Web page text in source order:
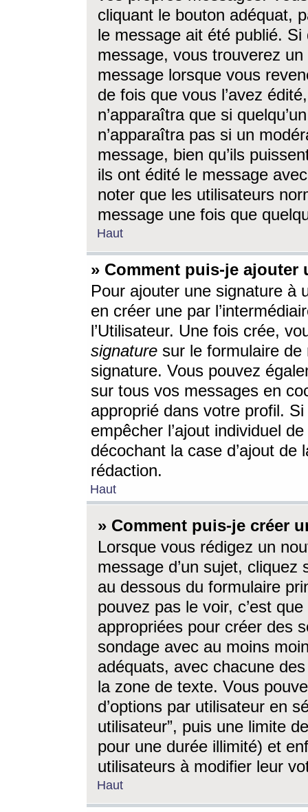
cliquant le bouton adéquat,
le message ait été publié. Si
message, vous trouverez
message lorsque vous
de fois que vous l’avez
n’apparaîtra que si
n’apparaîtra pas si un
message, bien qu’ils
ils ont édité le message
noter que les utilisateurs
message une fois que
Haut
» Comment puis-je ajouter
Pour ajouter une signature à
en créer une par
l’Utilisateur. Une fois crée,
signature sur le formulaire de
signature. Vous pouvez
sur tous vos messages en
approprié dans votre profil.
empêcher l’ajout individuel
décochant la case d’ajout
rédaction.
Haut
» Comment puis-je créer
Lorsque vous rédigez un
message d’un sujet, cliquez
au dessous du formulaire
pouvez pas le voir, c’est
appropriées pour créer des
sondage avec au moins
adéquats, avec chacune
la zone de texte. Vous
d’options par utilisateur en
utilisateur”, puis une limite
pour une durée illimité) et
utilisateurs à modifier leur
Haut